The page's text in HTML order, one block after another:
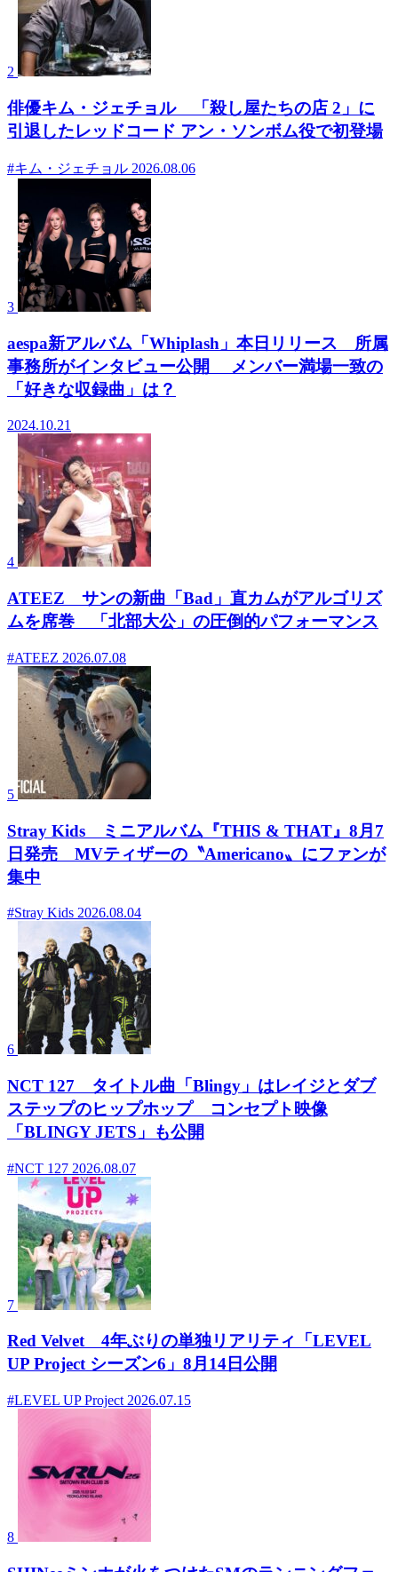
2
俳優キム・ジェチョル 「殺し屋たちの店 2」に
引退したレッドコード アン・ソンボム役で初登場
#キム・ジェチョル 2026.08.06
3
aespa新アルバム「Whiplash」本日リリース 所属
事務所がインタビュー公開 メンバー満場一致の
「好きな収録曲」は？
2024.10.21
4
ATEEZ サンの新曲「Bad」直カムがアルゴリズ
ムを席巻 「北部大公」の圧倒的パフォーマンス
#ATEEZ 2026.07.08
5
Stray Kids ミニアルバム『THIS & THAT』8月7
日発売 MVティザーの〝Americano〟にファンが
集中
#Stray Kids 2026.08.04
6
NCT 127 タイトル曲「Blingy」はレイジとダブ
ステップのヒップホップ コンセプト映像
「BLINGY JETS」も公開
#NCT 127 2026.08.07
7
Red Velvet 4年ぶりの単独リアリティ「LEVEL
UP Project シーズン6」8月14日公開
#LEVEL UP Project 2026.07.15
8